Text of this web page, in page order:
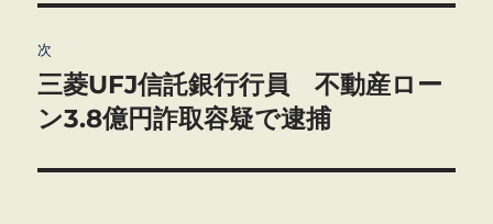
ゲ
ー
シ
次
次
の
稿:
三菱UFJ信託銀行行員 不動産ロー
ン3.8億円詐取容疑で逮捕